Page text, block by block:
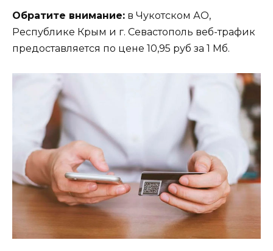
Обратите внимание: в Чукотском АО,
Республике Крым и г. Севастополь веб-трафик
предоставляется по цене 10,95 руб за 1 Мб.